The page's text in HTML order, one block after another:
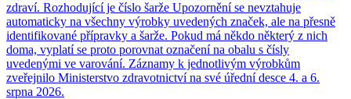
zdraví. Rozhodující je číslo šarže Upozornění se nevztahuje
automaticky na všechny výrobky uvedených značek, ale na přesně
identifikované přípravky a šarže. Pokud má někdo některý z nich
doma, vyplatí se proto porovnat označení na obalu s čísly
uvedenými ve varování. Záznamy k jednotlivým výrobkům
zveřejnilo Ministerstvo zdravotnictví na své úřední desce 4. a 6.
srpna 2026.